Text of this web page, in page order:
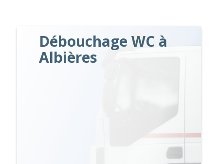
Débouchage WC à
Albières